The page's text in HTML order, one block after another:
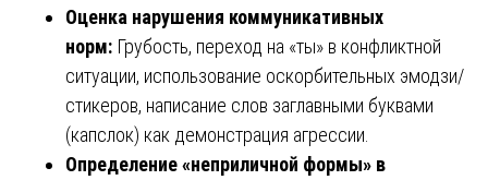
Оценка нарушения коммуникативных
норм: Грубость, переход на «ты» в конфликтной
ситуации, использование оскорбительных эмодзи/
стикеров, написание слов заглавными буквами
(капслок) как демонстрация агрессии.
Определение «неприличной формы» в